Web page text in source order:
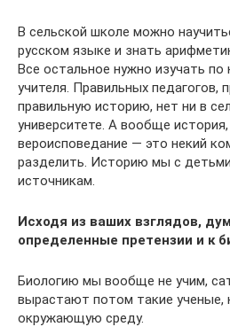
В сельской школе можно
русском языке и знать
Все остальное нужно изучать по
учителя. Правильных
правильную историю, нет ни в
университете. А вообще история,
вероисповедание — это некий
разделить. Историю мы с
источникам.
Исходя из ваших взглядов,
определенные претензии и к
Биологию мы вообще не учим,
вырастают потом такие ученые,
окружающую среду.